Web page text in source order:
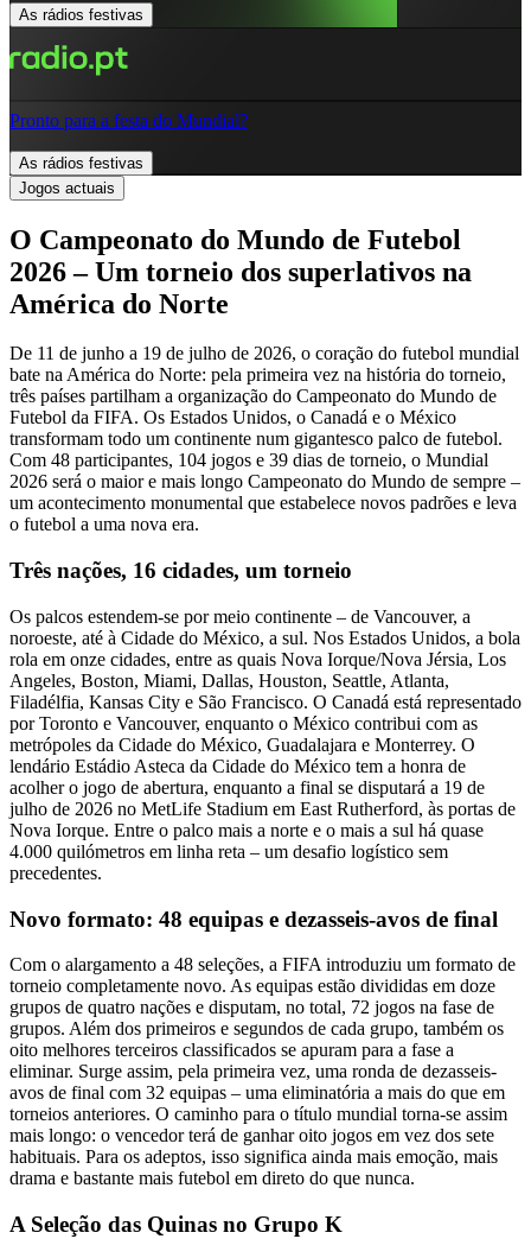
As rádios festivas
Pronto para a festa do Mundial?
As rádios festivas
Jogos actuais
O Campeonato do Mundo de Futebol
2026 – Um torneio dos superlativos na
América do Norte
De 11 de junho a 19 de julho de 2026, o coração do futebol mundial
bate na América do Norte: pela primeira vez na história do torneio,
três países partilham a organização do Campeonato do Mundo de
Futebol da FIFA. Os Estados Unidos, o Canadá e o México
transformam todo um continente num gigantesco palco de futebol.
Com 48 participantes, 104 jogos e 39 dias de torneio, o Mundial
2026 será o maior e mais longo Campeonato do Mundo de sempre –
um acontecimento monumental que estabelece novos padrões e leva
o futebol a uma nova era.
Três nações, 16 cidades, um torneio
Os palcos estendem-se por meio continente – de Vancouver, a
noroeste, até à Cidade do México, a sul. Nos Estados Unidos, a bola
rola em onze cidades, entre as quais Nova Iorque/Nova Jérsia, Los
Angeles, Boston, Miami, Dallas, Houston, Seattle, Atlanta,
Filadélfia, Kansas City e São Francisco. O Canadá está representado
por Toronto e Vancouver, enquanto o México contribui com as
metrópoles da Cidade do México, Guadalajara e Monterrey. O
lendário Estádio Asteca da Cidade do México tem a honra de
acolher o jogo de abertura, enquanto a final se disputará a 19 de
julho de 2026 no MetLife Stadium em East Rutherford, às portas de
Nova Iorque. Entre o palco mais a norte e o mais a sul há quase
4.000 quilómetros em linha reta – um desafio logístico sem
precedentes.
Novo formato: 48 equipas e dezasseis-avos de final
Com o alargamento a 48 seleções, a FIFA introduziu um formato de
torneio completamente novo. As equipas estão divididas em doze
grupos de quatro nações e disputam, no total, 72 jogos na fase de
grupos. Além dos primeiros e segundos de cada grupo, também os
oito melhores terceiros classificados se apuram para a fase a
eliminar. Surge assim, pela primeira vez, uma ronda de dezasseis-
avos de final com 32 equipas – uma eliminatória a mais do que em
torneios anteriores. O caminho para o título mundial torna-se assim
mais longo: o vencedor terá de ganhar oito jogos em vez dos sete
habituais. Para os adeptos, isso significa ainda mais emoção, mais
drama e bastante mais futebol em direto do que nunca.
A Seleção das Quinas no Grupo K